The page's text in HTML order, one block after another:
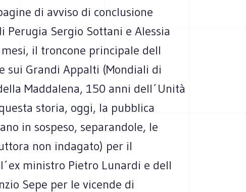
di avviso di conclusione
Sergio Sottani e Alessia
il troncone principale dell
sui Grandi Appalti (Mondiali di
Maddalena, 150 anni dell´Unità
storia, oggi, la pubblica
in sospeso, separandole, le
non indagato) per il
ministro Pietro Lunardi e dell
Sepe per le vicende di